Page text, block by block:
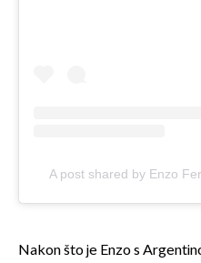
A post shared by Enzo
Nakon što je Enzo s